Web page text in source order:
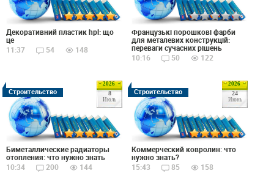
Декоративний пластик hpl: що
це
11:37
54 148
Французькі порошкові фарби
для металевих конструкцій:
переваги сучасних рішень
10:16
50 122
2026
8
Июль
Строительство
Биметаллические радиаторы
отопления: что нужно знать
10:34
200 144
2026
24
Июнь
Строительство
Коммерческий ковролин: что
нужно знать?
15:43
85 158